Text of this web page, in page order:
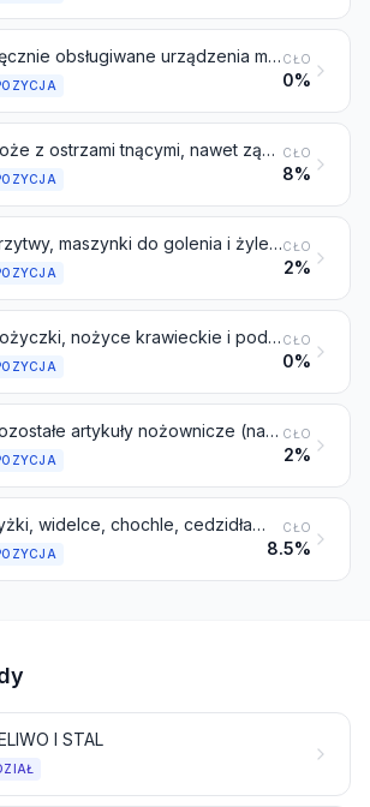
Ręcznie obsługiwane urządzenia mechaniczne, o masie 10 kg lub mniejszej, stosowane do przygotowania, obróbki lub podawania potraw lub napojów CŁO
0%
Noże z ostrzami tnącymi, nawet ząbkowanymi (włączając noże ogrodnicze), inne niż noże objęte pozycją 8208, oraz ostrza do nich CŁO
8%
Brzytwy, maszynki do golenia i żyletki (włączając półwyroby żyletek w taśmach)CŁO
2%
Nożyczki, nożyce krawieckie i podobne nożyce oraz ostrza do nich CŁO
0%
Pozostałe artykuły nożownicze (na przykład maszynki do strzyżenia włosów, tasaki rzeźnicze lub kuchenne, noże do siekania i mielenia mięsa, noże do papieru); zestawy i akcesoria do manicure lub pedicure (włączając pilniki do paznokci) CŁO
2%
Łyżki, widelce, chochle, cedzidła, łopatki do ciasta, noże do ryb, noże do masła, szczypce do cukru i podobne artykuły kuchenne lub stołowe CŁO
8.5%
I STAL